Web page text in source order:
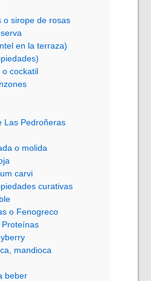
o sirope de rosas
en la terraza)
o cockatil
Las Pedroñeras
o molida
carvi
curativas
o Fenogreco
Proteínas
mandioca
beber